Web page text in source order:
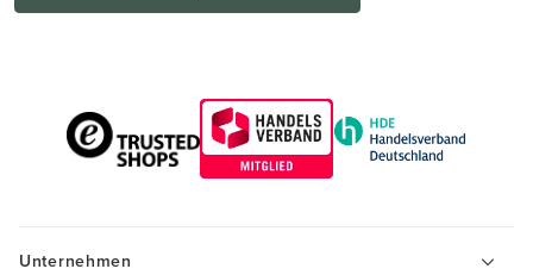
Unternehmen